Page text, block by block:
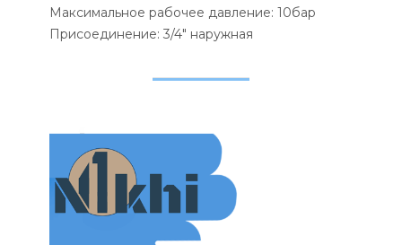
Максимальное рабочее давление: 10бар
Присоединение: 3/4" наружная